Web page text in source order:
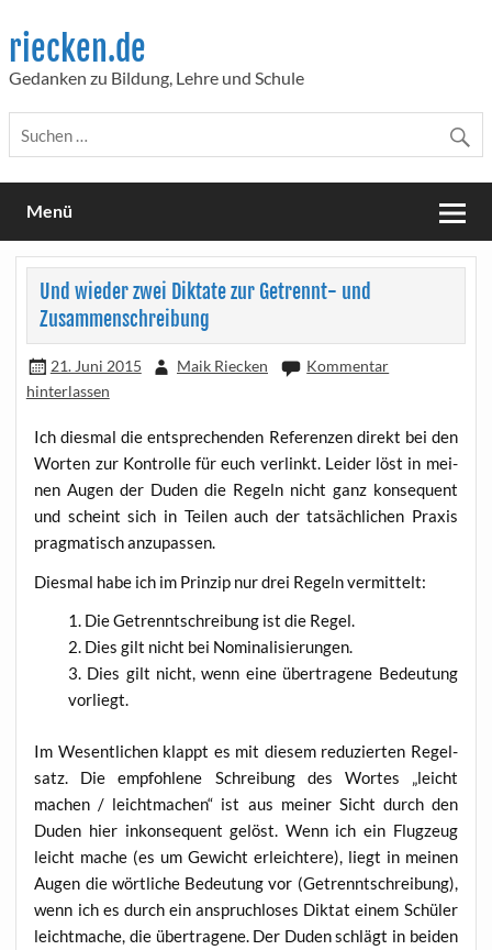
content
riecken.de
Gedanken zu Bildung, Lehre und Schule
Menü
Und wieder zwei Diktate zur Getrennt- und
Zusammenschreibung
21. Juni 2015 Maik Riecken
Kommentar
hinterlassen
Ich dies­mal die ent­spre­chen­den Refe­ren­zen direkt bei den
Wor­ten zur Kon­trol­le für euch ver­linkt. Lei­der löst in mei­
nen Augen der Duden die Regeln nicht ganz kon­se­quent
und scheint sich in Tei­len auch der tat­säch­li­chen Pra­xis
prag­ma­tisch anzupassen.
Dies­mal habe ich im Prin­zip nur drei Regeln vermittelt:
Die Getrennt­schrei­bung ist die Regel.
Dies gilt nicht bei Nominalisierungen.
Dies gilt nicht, wenn eine über­tra­ge­ne Bedeu­tung
vorliegt.
Im Wesent­li­chen klappt es mit die­sem redu­zier­ten Regel­
satz. Die emp­foh­le­ne Schrei­bung des Wor­tes „leicht
machen / leicht­ma­chen“ ist aus mei­ner Sicht durch den
Duden hier inkon­se­quent gelöst. Wenn ich ein Flug­zeug
leicht mache (es um Gewicht erleich­te­re), liegt in mei­nen
Augen die wört­li­che Bedeu­tung vor (Getrennt­schrei­bung),
wenn ich es durch ein anspruch­lo­ses Dik­tat einem Schü­ler
leicht­ma­che, die über­tra­ge­ne. Der Duden schlägt in bei­den